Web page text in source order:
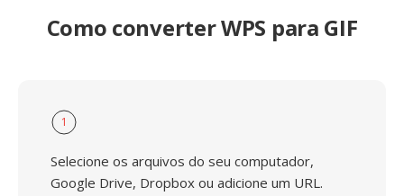
Como converter WPS para GIF
1
Selecione os arquivos do seu computador,
Google Drive, Dropbox ou adicione um URL.